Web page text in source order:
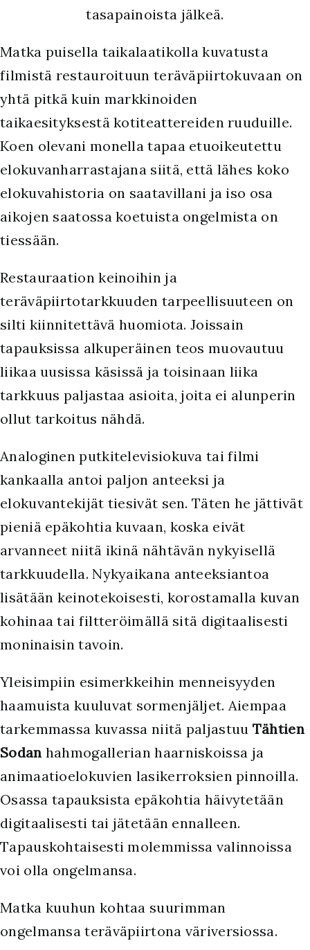
tasapainoista jälkeä.
Matka puisella taikalaatikolla kuvatusta
filmistä restauroituun teräväpiirtokuvaan on
yhtä pitkä kuin markkinoiden
taikaesityksestä kotiteattereiden ruuduille.
Koen olevani monella tapaa etuoikeutettu
elokuvanharrastajana siitä, että lähes koko
elokuvahistoria on saatavillani ja iso osa
aikojen saatossa koetuista ongelmista on
tiessään.
Restauraation keinoihin ja
teräväpiirtotarkkuuden tarpeellisuuteen on
silti kiinnitettävä huomiota. Joissain
tapauksissa alkuperäinen teos muovautuu
liikaa uusissa käsissä ja toisinaan liika
tarkkuus paljastaa asioita, joita ei alunperin
ollut tarkoitus nähdä.
Analoginen putkitelevisiokuva tai filmi
kankaalla antoi paljon anteeksi ja
elokuvantekijät tiesivät sen. Täten he jättivät
pieniä epäkohtia kuvaan, koska eivät
arvanneet niitä ikinä nähtävän nykyisellä
tarkkuudella. Nykyaikana anteeksiantoa
lisätään keinotekoisesti, korostamalla kuvan
kohinaa tai filtteröimällä sitä digitaalisesti
moninaisin tavoin.
Yleisimpiin esimerkkeihin menneisyyden
haamuista kuuluvat sormenjäljet. Aiempaa
tarkemmassa kuvassa niitä paljastuu Tähtien
Sodan hahmogallerian haarniskoissa ja
animaatioelokuvien lasikerroksien pinnoilla.
Osassa tapauksista epäkohtia häivytetään
digitaalisesti tai jätetään ennalleen.
Tapauskohtaisesti molemmissa valinnoissa
voi olla ongelmansa.
Matka kuuhun kohtaa suurimman
ongelmansa teräväpiirtona väriversiossa.